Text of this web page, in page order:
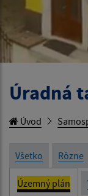
Úradná
Úvod
Všetko Rôzne
Územný plán